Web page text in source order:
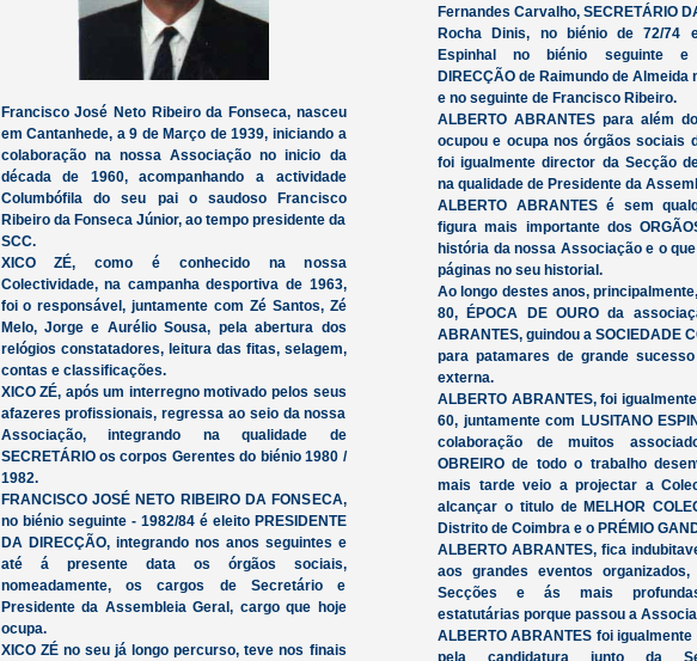
Francisco José Neto Ribeiro da Fonseca, nasceu
em Cantanhede, a 9 de Março de 1939, iniciando a
colaboração na nossa Associação no inicio da
década de 1960, acompanhando a actividade
Columbófila do seu pai o saudoso Francisco
Ribeiro da Fonseca Júnior, ao tempo presidente da
SCC.
XICO ZÉ, como é conhecido na nossa
Colectividade, na campanha desportiva de 1963,
foi o responsável, juntamente com Zé Santos, Zé
Melo, Jorge e Aurélio Sousa, pela abertura dos
relógios constatadores, leitura das fitas, selagem,
contas e classificações.
XICO ZÉ, após um interregno motivado pelos seus
afazeres profissionais, regressa ao seio da nossa
Associação, integrando na qualidade de
SECRETÁRIO os corpos Gerentes do biénio 1980 /
1982.
FRANCISCO JOSÉ NETO RIBEIRO DA FONSECA,
no biénio seguinte - 1982/84 é eleito PRESIDENTE
DA DIRECÇÃO, integrando nos anos seguintes e
até á presente data os órgãos sociais,
nomeadamente, os cargos de Secretário e
Presidente da Assembleia Geral, cargo que hoje
ocupa.
XICO ZÉ no seu já longo percurso, teve nos finais
Fernandes Carvalho, SECRETÁRIO
Rocha Dinis, no biénio de 72/74
Espinhal no biénio seguinte e
DIRECÇÃO de Raimundo de Almeida
e no seguinte de Francisco Ribeiro.
ALBERTO ABRANTES para além
ocupou e ocupa nos órgãos sociais
foi igualmente director da Secção
na qualidade de Presidente da
ALBERTO ABRANTES é sem
figura mais importante dos
história da nossa Associação e o
páginas no seu historial.
Ao longo destes anos,
80, ÉPOCA DE OURO da
ABRANTES, guindou a SOCIEDADE
para patamares de grande
externa.
ALBERTO ABRANTES, foi
60, juntamente com LUSITANO
colaboração de muitos
OBREIRO de todo o trabalho
mais tarde veio a projectar a
alcançar o titulo de MELHOR
Distrito de Coimbra e o PRÉMIO
ALBERTO ABRANTES, fica
aos grandes eventos
Secções e ás mais
estatutárias porque passou a
ALBERTO ABRANTES foi igualmente
pela candidatura junto da